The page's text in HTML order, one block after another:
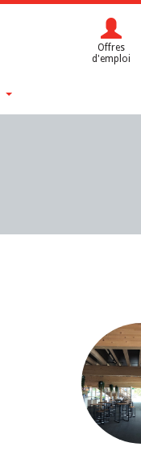
Offres
d'emploi